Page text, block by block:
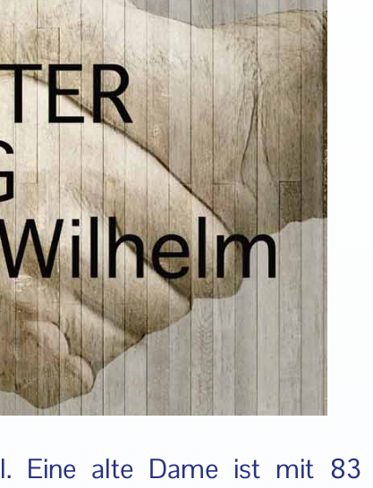
Eine alte Dame ist mit 83